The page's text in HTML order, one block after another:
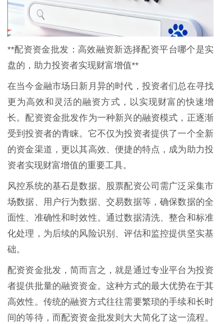
**配资资金批发：高效融资新选择配资平台哪个是实
盘的，助力投资者实现财富增值**
在当今金融市场日新月异的时代，投资者们总在寻找
更为高效和灵活的融资方式，以实现财富的快速增
长。配资资金批发作为一种新兴的融资模式，正逐渐
受到投资者的青睐。它不仅为投资者提供了一个全新
的资金渠道，更以其高效、便捷的特点，成为助力投
资者实现财富增值的重要工具。
风控系统的基石是数据。股票配资公司需广泛采集市
场数据、用户行为数据、交易数据等，确保数据的全
面性、准确性和时效性。通过数据清洗、整合和标准
化处理，为后续的风险识别、评估和监控提供坚实基
础。
配资资金批发，简而言之，就是通过专业平台为投资
者提供批量的融资资金。这种方式的最大优势在于其
高效性。传统的融资方式往往需要繁琐的手续和长时
间的等待，而配资资金批发则大大简化了这一流程。